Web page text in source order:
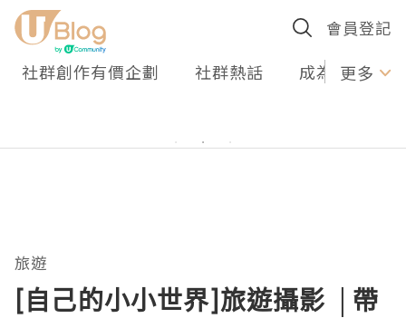
會員登記
社群創作有價企劃 社群熱話 成為U更多
旅遊
[自己的小小世界]旅遊攝影 │帶